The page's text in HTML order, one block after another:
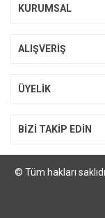
KURUMSAL
ALIŞVERİŞ
ÜYELİK
BİZİ TAKİP EDİN
© Tüm hakları